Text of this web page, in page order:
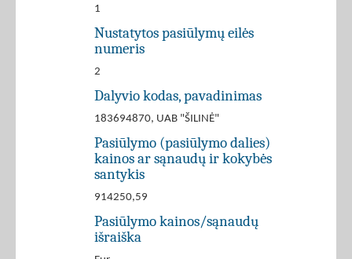
1
Nustatytos pasiūlymų eilės
numeris
2
Dalyvio kodas, pavadinimas
183694870, UAB "ŠILINĖ"
Pasiūlymo (pasiūlymo dalies)
kainos ar sąnaudų ir kokybės
santykis
914250,59
Pasiūlymo kainos/sąnaudų
išraiška